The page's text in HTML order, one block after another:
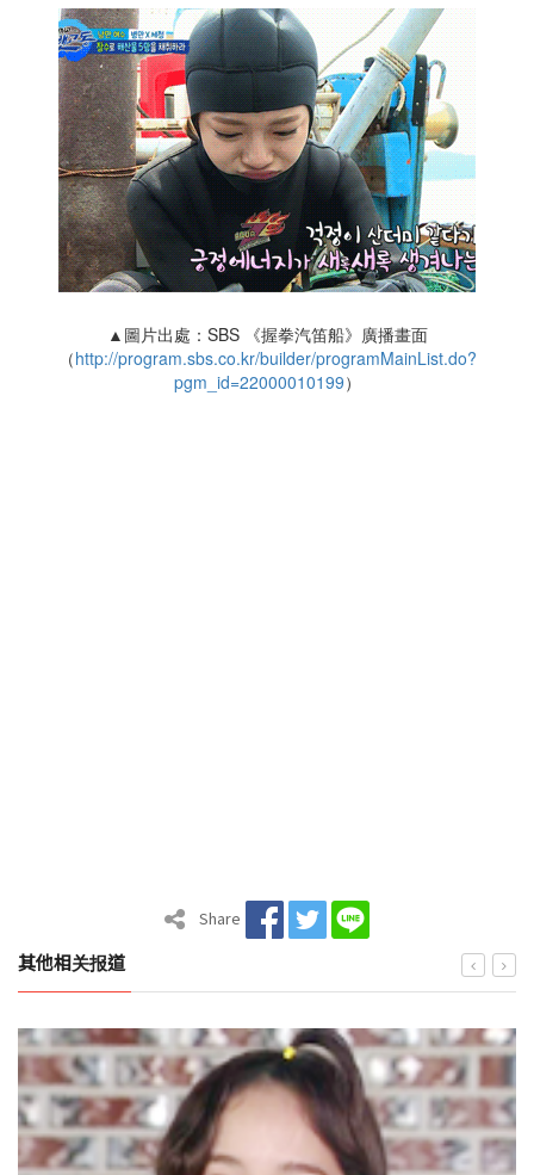
▲圖片出處：SBS 《握拳 汽笛 船》廣播畫面
（http://program.sbs.co.kr/builder/programMainList.do?
pgm_id=22000010199）
Share
其他相关报道